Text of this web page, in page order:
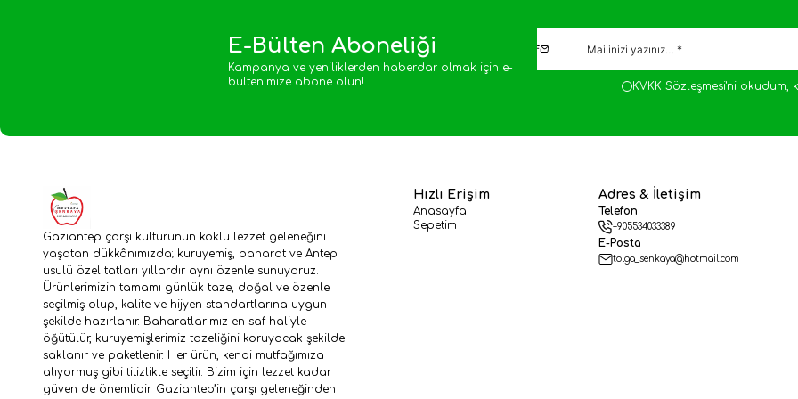
E-Bülten Aboneliği
Kampanya ve yeniliklerden haberdar olmak için e-
bültenimize abone olun!
KVKK Sözleşmesi'ni okudum,
Gaziantep çarşı kültürünün köklü lezzet geleneğini
yaşatan dükkânımızda; kuruyemiş, baharat ve Antep
usulü özel tatları yıllardır aynı özenle sunuyoruz.
Ürünlerimizin tamamı günlük taze, doğal ve özenle
seçilmiş olup, kalite ve hijyen standartlarına uygun
şekilde hazırlanır. Baharatlarımız en saf haliyle
öğütülür, kuruyemişlerimiz tazeliğini koruyacak şekilde
saklanır ve paketlenir. Her ürün, kendi mutfağımıza
alıyormuş gibi titizlikle seçilir. Bizim için lezzet kadar
güven de önemlidir. Gaziantep’in çarşı geleneğinden
Hızlı Erişim
Anasayfa
Sepetim
Adres & İletişim
Telefon
+905534033389
E-Posta
tolga_senkaya@hotmail.com